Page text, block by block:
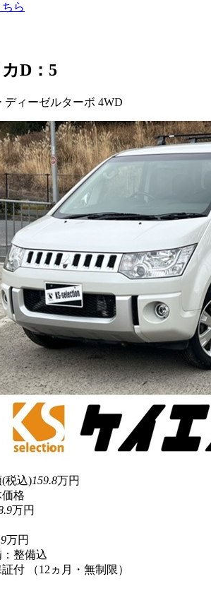
ら
D：5
ディーゼルターボ 4WD
(税込)159.8万円
格
万円
万円
整備込
付 （12ヵ月・無制限）